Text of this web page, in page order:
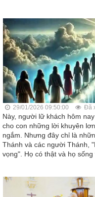
29/01/2026 09:50:00 Đã
Này, người lữ khách hôm
cho con những lời khuyên
ngắm. Nhưng đây chỉ là
Thánh và các người Thánh,
vọng". Họ có thật và họ sống